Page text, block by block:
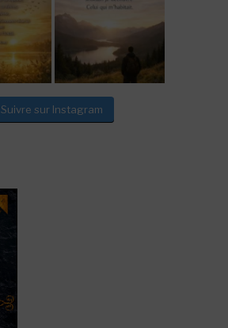
Suivre sur Instagram